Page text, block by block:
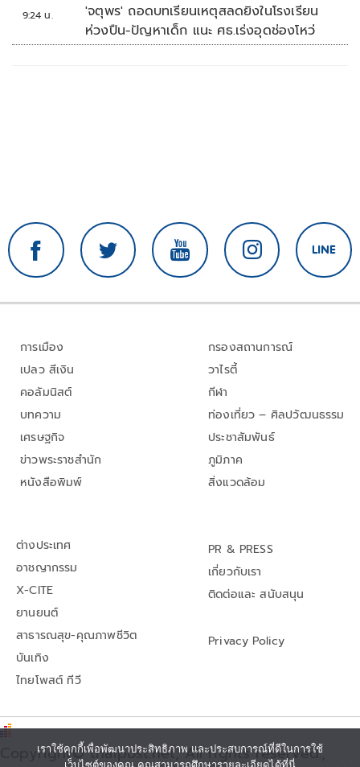
9:24 น.
'จตุพร' ถอดบทเรียนเหตุสลดยิงในโรงเรียน
ห่วงปืน-ปัญหาเด็ก แนะ ศธ.เร่งอุดช่องโหว่
การเมือง
เปลว สีเงิน
คอลัมนิสต์
บทความ
เศรษฐกิจ
ข่าวพระราชสำนัก
หนังสือพิมพ์
กรองสถานการณ์
วาไรตี้
กีฬา
ท่องเที่ยว – ศิลปวัฒนธรรม
ประชาสัมพันธ์
ภูมิภาค
สิ่งแวดล้อม
ต่างประเทศ
อาชญากรรม
X-CITE
ยานยนต์
สาธารณสุข-คุณภาพชีวิต
บันเทิง
ไทยโพสต์ ทีวี
PR & PRESS
เกี่ยวกับเรา
ติดต่อและ สนับสนุน
Privacy Policy
Copyright© thaipost.net, All rights reserved.,
เราใช้คุกกี้เพื่อพัฒนาประสิทธิภาพ และประสบการณ์ที่ดีในการใช้